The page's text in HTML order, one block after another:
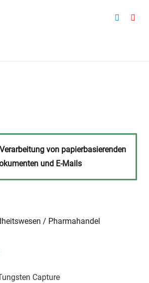
von papierbasierenden
und E-Mails
/ Pharmahandel
Capture